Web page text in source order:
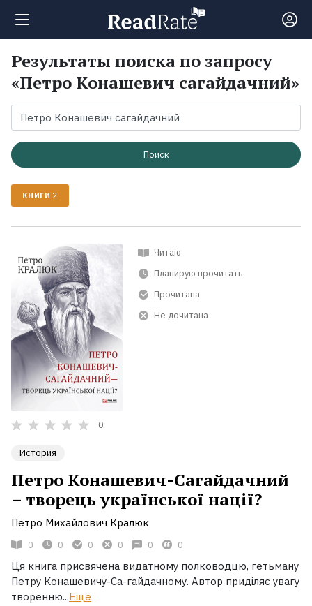
Поиск
Новости
Рейтинги
Книги
Экранизации
Коллекции
Результаты поиска по запросу
«Петро Конашевич сагайдачний»
Поиск
КНИГИ 2
Читаю
Планирую прочитать
Прочитана
Не дочитана
0
История
Петро Конашевич-Сагайдачний
– творець української нації?
Петро Михайлович Кралюк
0 0 0 0 0 0
Ця книга присвячена видатному полководцю, гетьману
Петру Конашевичу-Са-гайдачному. Автор приділяє увагу
творенню...Ещё